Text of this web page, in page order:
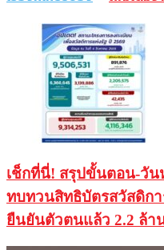
เช็กที่นี่! สรุปขั้นตอน-วั
ทบทวนสิทธิบัตรสวัสดิก
ยืนยันตัวตนแล้ว 2.2 ล้า